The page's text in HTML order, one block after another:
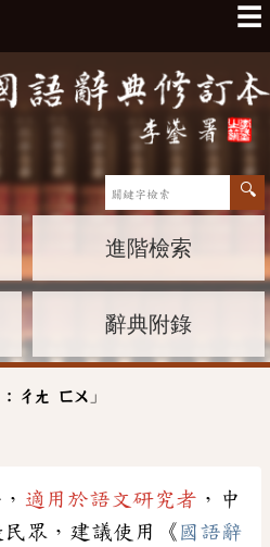
☰
進階檢索
辭典附錄
: ㄔㄤ ㄈㄨ 」
適用於語文研究者 ，中
眾，建議使用《 國語辭